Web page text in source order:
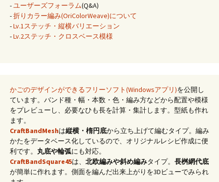
-ユーザーズフォーラム(Q&A)
-折りカラー編み(OriColorWeave)について
-Lv.1ステッチ・縦横バリエーション
-Lv.2ステッチ・クロスベース模様
かごのデザインができるフリーソフト(Windowsアプリ)を公開し
ています。バンド種・幅・本数・色・編み方などから配置や模様
をプレビューし、必要なひも長を計算・集計します。型紙も作れ
ます。
CraftBandMeshは縦横・楕円底から立ち上げて編むタイプ。編み
かたをデータベース化しているので、オリジナルレシピ作成に便
利です。 丸底や輪弧にも対応。
CraftBandSquare45は、 北欧編みや斜め編みタイプ。 長桝網代底
が簡単に作れます。側面を編んだ出来上がりを3Dビューでみられ